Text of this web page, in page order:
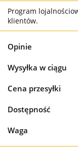
Program
klientów.
Opinie
Wysyłka w ciągu
Cena przesyłki
Dostępność
Waga